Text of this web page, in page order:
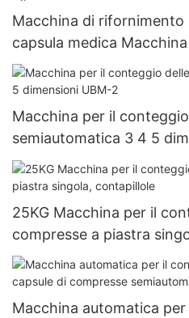
Macchina di rifornimento
capsula medica
riempimento della
granello di polvere
Njp-3800D
Macchina per il
semiautomatica 3 4 5
25KG Macchina per il
compresse a piastra
Macchina automatica